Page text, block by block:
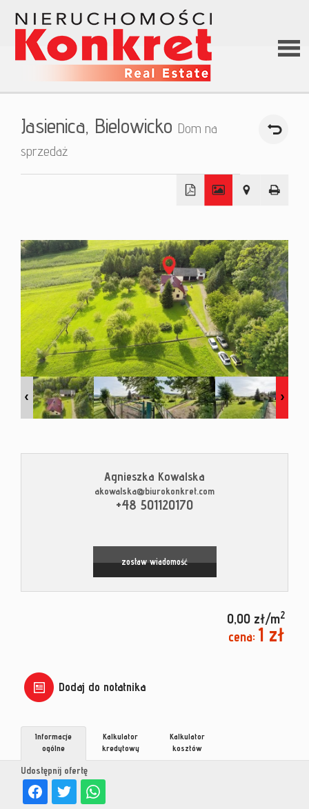
O
Jasienica, Bielowicko Dom na
sprzedaż
−
Leaflet © MapTiler©
Agnieszka Kowalska
akowalska@biurokonkret.com
+48 501120170
zostaw wiadomość
0,00 zł/m2
cena: 1 zł
Dodaj do notatnika
Udostępnij ofertę
Informacje
ogólne
Kalkulator
kredytowy
Kalkulator
kosztów